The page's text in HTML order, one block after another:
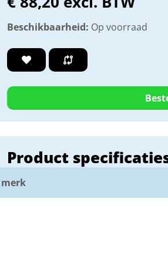
Beschikbaarheid: Op voorraad
Product
merk